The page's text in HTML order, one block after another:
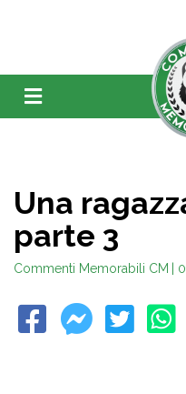
Una
parte 3
Commenti Memorabili CM |